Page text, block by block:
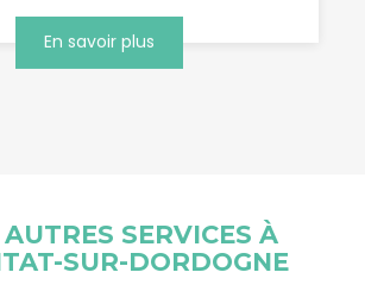
En savoir plus
SERVICES À
SUR-DORDOGNE